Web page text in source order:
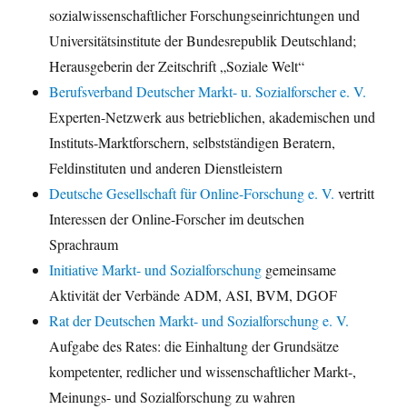
sozialwissenschaftlicher Forschungseinrichtungen und
Universitätsinstitute der Bundesrepublik Deutschland;
Herausgeberin der Zeitschrift „Soziale Welt“
Berufsverband Deutscher Markt- u. Sozialforscher e. V.
Experten-Netzwerk aus betrieblichen, akademischen und
Instituts-Marktforschern, selbstständigen Beratern,
Feldinstituten und anderen Dienstleistern
Deutsche Gesellschaft für Online-Forschung e. V. vertritt
Interessen der Online-Forscher im deutschen
Sprachraum
Initiative Markt- und Sozialforschung gemeinsame
Aktivität der Verbände ADM, ASI, BVM, DGOF
Rat der Deutschen Markt- und Sozialforschung e. V.
Aufgabe des Rates: die Einhaltung der Grundsätze
kompetenter, redlicher und wissenschaftlicher Markt-,
Meinungs- und Sozialforschung zu wahren